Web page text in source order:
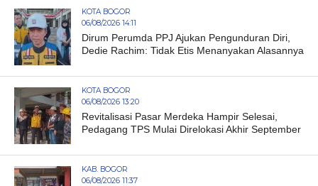
KOTA BOGOR
06/08/2026 14:11
Dirum Perumda PPJ Ajukan Pengunduran Diri,
Dedie Rachim: Tidak Etis Menanyakan Alasannya
KOTA BOGOR
06/08/2026 13:20
Revitalisasi Pasar Merdeka Hampir Selesai,
Pedagang TPS Mulai Direlokasi Akhir September
KAB. BOGOR
06/08/2026 11:37